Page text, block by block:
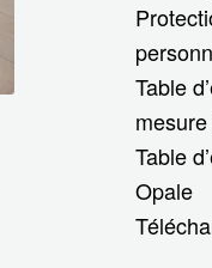
Table
Table
Opale